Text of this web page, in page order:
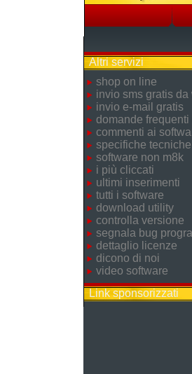
Altri servizi
shop on line
invio sms gratis da
invio e-mail gratis
domande frequenti
commenti ai
specifiche tecniche
software non m8k
i più cliccati
ultimi inserimenti
tutti i software
download utility
controlla versione
segnala bug
dettaglio licenze
dicono di noi
video software
Link sponsorizzati